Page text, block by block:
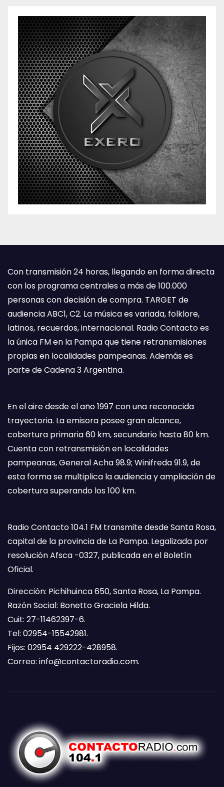
Con transmisión 24 horas, llegando en forma directa
con los programa centrales a más de 100.000
personas con decisión de compra. TARGET de
audiencia ABC1, C2. La música es variada, folklore,
latinos, recuerdos, internacional. Radio Contacto es
la única FM en la Pampa que tiene retransmisiones
propias en localidades pampeanas. Además es
parte de Cadena 3 Argentina.
En el aire desde el año 1997 con una reconocida
trayectoria. La emisora posee gran alcance,
cobertura primaria 60 km, secundario hasta 80 km.
Cuenta con retransmisión en localidades
pampeanas, General Acha 98.9; Winifreda 91.9, de
esta forma se multiplica la audiencia y ampliación de
cobertura superando los 100 km.
Radio Contacto 104.1 FM transmite desde Santa Rosa,
capital de la provincia de La Pampa. Legalizada por
resolución Afsca -0327, publicada en el Boletín
Oficial.
Dirección: Pichihuinca 650, Santa Rosa, La Pampa.
Razón Social: Bonetto Graciela Hilda.
Cuit: 27-11462397-6.
Tel: 02954-15542981.
Fijos: 02954 429222-428958.
Correo: info@contactoradio.com.